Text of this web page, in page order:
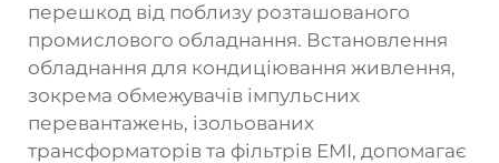
перешкод від поблизу розташованого
промислового обладнання. Встановлення
обладнання для кондиціювання живлення,
зокрема обмежувачів імпульсних
перевантажень, ізольованих
трансформаторів та фільтрів ЕМІ, допомагає